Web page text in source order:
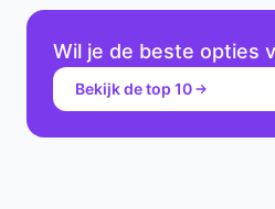
Wil je de beste opties
Bekijk de top 10